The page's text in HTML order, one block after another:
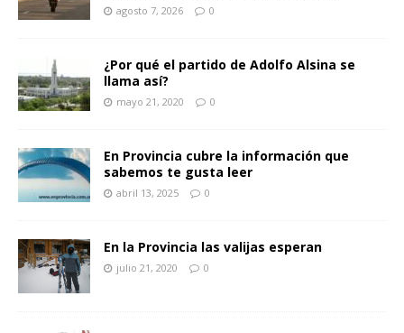
agosto 7, 2026 0
¿Por qué el partido de Adolfo Alsina se
llama así?
mayo 21, 2020 0
En Provincia cubre la información que
sabemos te gusta leer
abril 13, 2025 0
En la Provincia las valijas esperan
julio 21, 2020 0